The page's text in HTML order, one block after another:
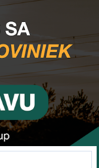
I30 27,5"
AKCIA